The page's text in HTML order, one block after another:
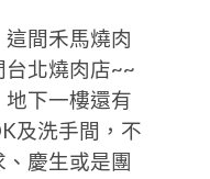
間禾馬燒肉
北燒肉店~~
下一樓還有
及洗手間，不
慶生或是團